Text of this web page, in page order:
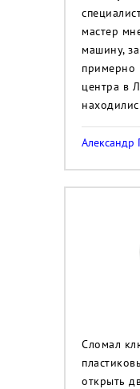
мастер
машину,
примерно
центра в
Александр
Сломал
открыть